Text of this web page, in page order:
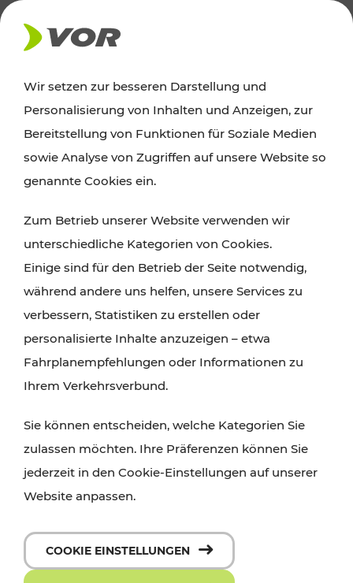
AKTUELLES
Ausflugstipps
Wien, Niederösterreich und das Burgenland
Wanderungen, Kultur und Gastronomie,
Radtouren oder purer Naturgenuss – viele
Attraktionen sind mit den Ticket- und Fahrplan-
Angeboten des VOR gut und schnell erreichbar.
Wir setzen zur besseren Darstellung und
Personalisierung von Inhalten und Anzeigen, zur
Bereitstellung von Funktionen für Soziale Medien
sowie Analyse von Zugriffen auf unsere Website so
genannte Cookies ein.
Zum Betrieb unserer Website verwenden wir
unterschiedliche Kategorien von Cookies.
Einige sind für den Betrieb der Seite notwendig,
während andere uns helfen, unsere Services zu
verbessern, Statistiken zu erstellen oder
personalisierte Inhalte anzuzeigen – etwa
Fahrplanempfehlungen oder Informationen zu
Ihrem Verkehrsverbund.
Sie können entscheiden, welche Kategorien Sie
zulassen möchten. Ihre Präferenzen können Sie
jederzeit in den Cookie-Einstellungen auf unserer
Website anpassen.
COOKIE EINSTELLUNGEN